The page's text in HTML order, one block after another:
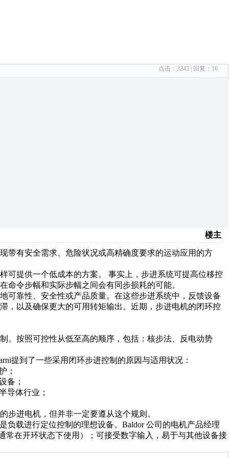
点击： 3243 | 回复： 16
楼主
带有安全需求、危险状况或高精确度要求的运动应用的方
提供一个低成本的方案。 事实上，步进系统可提高位移控
命令步幅和实际步幅之间会有同步损耗的可能。
靠性、安全性或产品质量。在这些步进系统中，反馈设备
，以及确保更大的可用转矩输出。近期，步进电机的闭环控
按照可控性从低至高的顺序，包括：核步法、反电动势
提到了一些采用闭环步进控制的原因与适用状况：
护；
设备；
半导体行业；
进电机，但并非一定要遵从这个规则。
载进行定位控制的理想设备。Baldor 公司的电机产品经理
常在开环状态下使用）；可接受数字输入，易于与其他设备接